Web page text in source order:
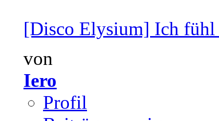
[Disco Elysium] Ich fühl
von
Iero
Profil